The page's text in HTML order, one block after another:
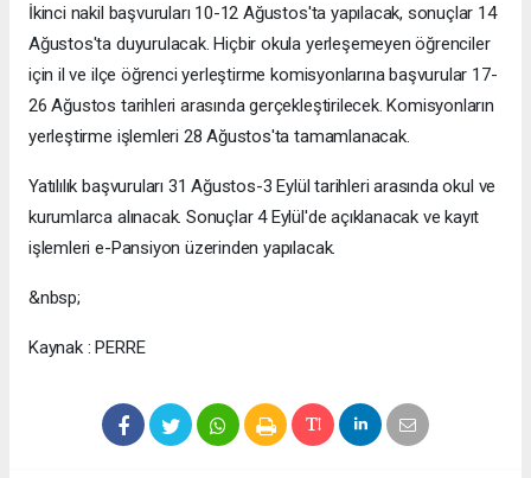
İkinci nakil başvuruları 10-12 Ağustos'ta yapılacak, sonuçlar 14
Ağustos'ta duyurulacak. Hiçbir okula yerleşemeyen öğrenciler
için il ve ilçe öğrenci yerleştirme komisyonlarına başvurular 17-
26 Ağustos tarihleri arasında gerçekleştirilecek. Komisyonların
yerleştirme işlemleri 28 Ağustos'ta tamamlanacak.
Yatılılık başvuruları 31 Ağustos-3 Eylül tarihleri arasında okul ve
kurumlarca alınacak. Sonuçlar 4 Eylül'de açıklanacak ve kayıt
işlemleri e-Pansiyon üzerinden yapılacak.
&nbsp;
Kaynak : PERRE